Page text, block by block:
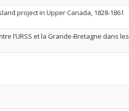
project in Upper Canada, 1828-1861
l’URSS et la Grande-Bretagne dans les